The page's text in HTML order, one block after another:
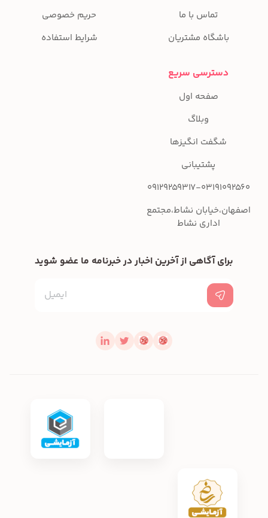
تماس با ما
باشگاه مشتریان
حریم خصوصی
شرایط استفاده
دسترسی سریع
صفحه اول
وبلاگ
شگفت انگیزها
پشتیبانی
09129259317-03191092560
اصفهان،خیابان نشاط،مجتمع
اداری نشاط
برای آگاهی از آخرین اخبار در خبرنامه ما عضو شوید